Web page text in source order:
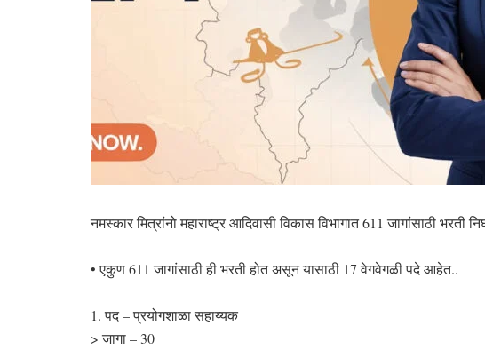
नमस्कार मित्रांनो महाराष्ट्र आदिवासी विकास विभागात 611 जागांसाठी भरती
• एकुण 611 जागांसाठी ही भरती होत असून यासाठी 17 वेगवेगळी पदे आहेत..
1. पद – प्रयोगशाळा सहाय्यक
> जागा – 30